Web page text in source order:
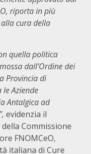
riporta in più
cura della
quella politica
dall’Ordine dei
Provincia di
Aziende
Antalgica ad
evidenzia il
Commissione
FNOMCeO,
italiana di Cure